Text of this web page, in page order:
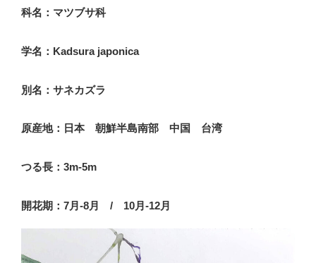
科名：マツブサ科
学名：Kadsura japonica
別名：サネカズラ
原産地：日本 朝鮮半島南部 中国 台湾
つる長：3m-5m
開花期：7月-8月 / 10月-12月